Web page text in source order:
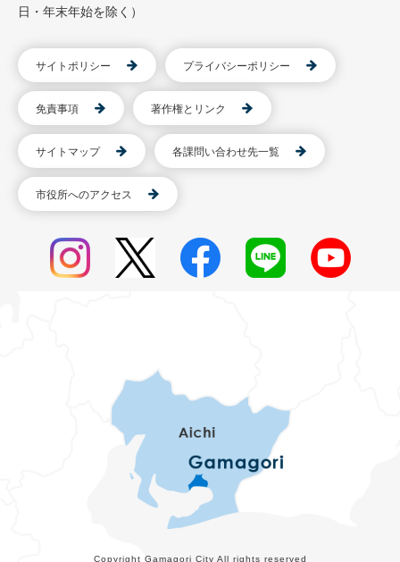
日・年末年始を除く）
サイトポリシー プライバシーポリシー
免責事項 著作権とリンク
サイトマップ 各課問い合わせ先一覧
市役所へのアクセス
Copyright Gamagori City All rights reserved